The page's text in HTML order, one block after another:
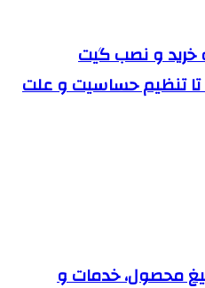
خرید و نصب گیت
تنظیم حساسیت و علت
محصول، خدمات و